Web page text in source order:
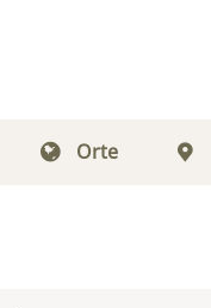
Orte